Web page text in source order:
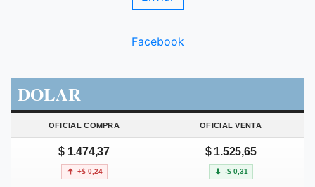
Facebook
DOLAR
OFICIAL COMPRA OFICIAL VENTA
$ 1.474,37
+$ 0,24
$ 1.525,65
-$ 0,31